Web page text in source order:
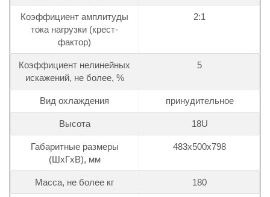
Коэффициент амплитуды
тока нагрузки (крест-
фактор)
2:1
Коэффициент нелинейных
искажений, не более, %
5
Вид охлаждения принудительное
Высота 18U
Габаритные размеры
(ШхГхВ), мм
483х500х798
Масса, не более кг 180